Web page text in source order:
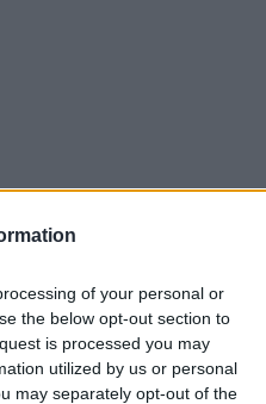
of your personal or
the below opt-out section to
is processed you may
utilized by us or personal
may separately opt-out of the